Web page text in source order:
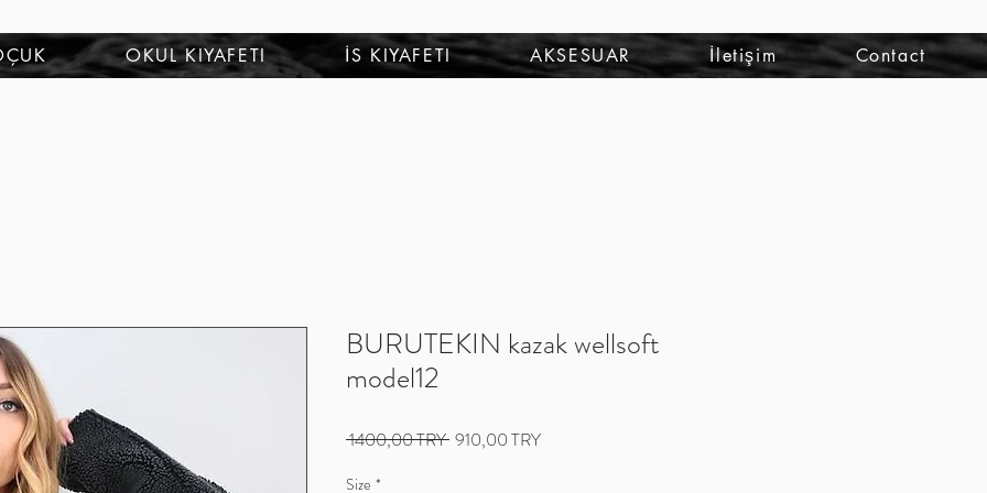
Iniciar sesión
OKUL KIYAFETI İS KIYAFETI AKSESUAR İletişim Contact
BURUTEKIN kazak wellsoft
model12
1400,00 TRY Precio
910,00 TRYPrecio
Size *